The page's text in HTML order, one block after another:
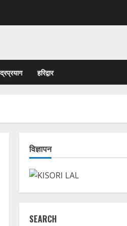
हरिद्वार
विज्ञापन
SEARCH